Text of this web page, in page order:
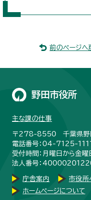
前のページへ
野田市役所
主な課の仕事
〒278-8550 千葉県野
電話番号：04-7125-1111
受付時間：月曜日から金
法人番号：
庁舎案内 市役所
ホームページについて